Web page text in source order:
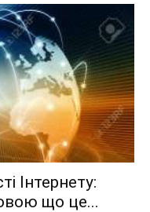
Інтернету:
що це...